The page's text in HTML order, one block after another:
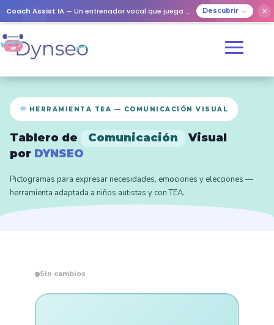
Coach Assist IA — Un entrenador vocal que juega con tus seres queridos Descubrir → ✕
HERRAMIENTA TEA — COMUNICACIÓN VISUAL
Tablero de Comunicación
Visual
por DYNSEO
Pictogramas para expresar necesidades, emociones y elecciones —
herramienta adaptada a niños autistas y con TEA.
Sin cambios